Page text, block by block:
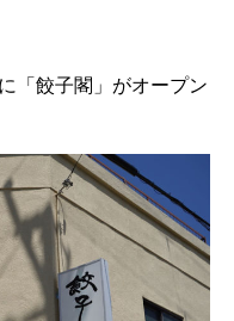
「餃子閣」がオープン